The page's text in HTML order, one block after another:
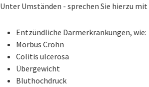
Unter Umständen - sprechen Sie hierzu
Entzündliche Darmerkrankungen, wie:
Morbus Crohn
Colitis ulcerosa
Übergewicht
Bluthochdruck